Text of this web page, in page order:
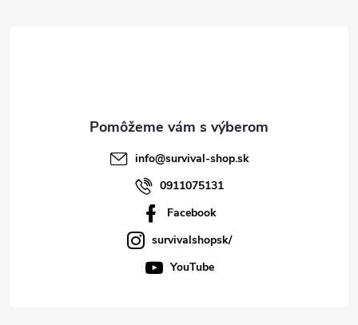
info@survival-shop.sk
0911075131
Facebook
survivalshopsk/
YouTube